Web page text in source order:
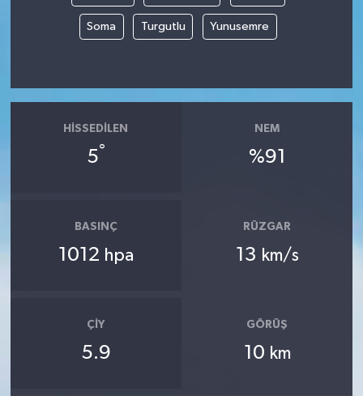
Soma Turgutlu Yunusemre
HISSEDILEN
5°
NEM
%91
BASINÇ
1012 hpa
RÜZGAR
13 km/s
ÇIY
5.9
GÖRÜŞ
10 km